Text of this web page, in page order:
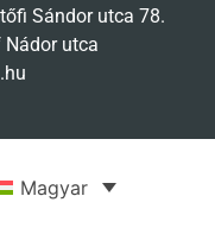
Sándor utca 78.
utca
Magyar